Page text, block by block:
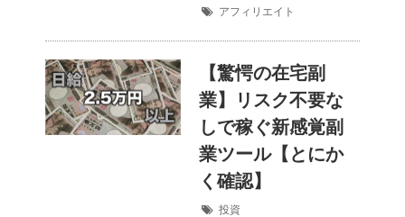
アフィリエイト
【驚愕の在宅副
業】リスク不要な
しで稼ぐ新感覚副
業ツール【とにか
く確認】
投資